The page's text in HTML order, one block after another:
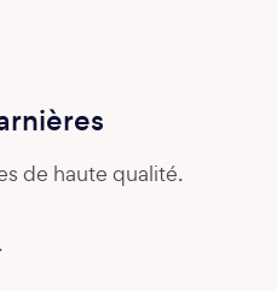
de haute qualité.